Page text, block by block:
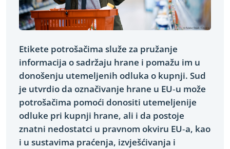
Etikete potrošačima služe za pružanje
informacija o sadržaju hrane i pomažu im u
donošenju utemeljenih odluka o kupnji. Sud
je utvrdio da označivanje hrane u EU‑u može
potrošačima pomoći donositi utemeljenije
odluke pri kupnji hrane, ali i da postoje
znatni nedostatci u pravnom okviru EU‑a, kao
i u sustavima praćenja, izvješćivanja i